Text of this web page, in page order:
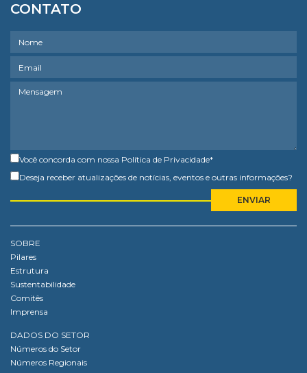
CONTATO
Você concorda com nossa Política de Privacidade*
Deseja receber atualizações de notícias, eventos e outras informações?
SOBRE
Pilares
Estrutura
Sustentabilidade
Comitês
Imprensa
DADOS DO SETOR
Números do Setor
Números Regionais